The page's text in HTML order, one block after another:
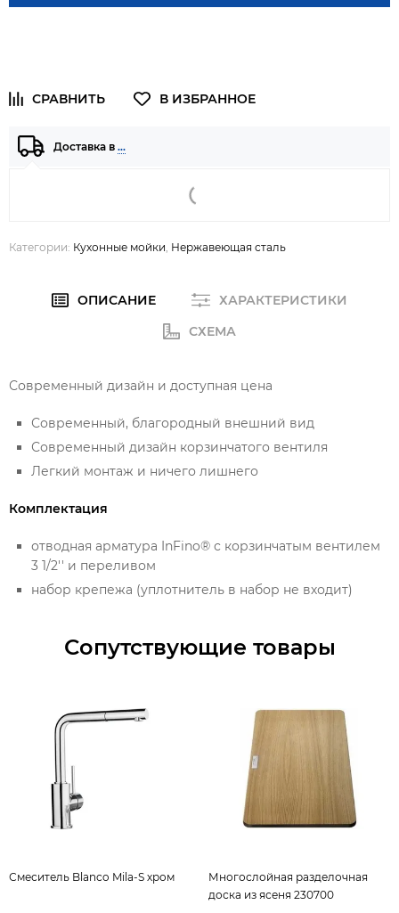
Доставка в …
Категории: Кухонные мойки, Нержавеющая сталь
ОПИСАНИЕ
ХАРАКТЕРИСТИКИ
СХЕМА
Современный дизайн и доступная цена
Современный, благородный внешний вид
Современный дизайн корзинчатого вентиля
Легкий монтаж и ничего лишнего
Комплектация
отводная арматура InFino® с корзинчатым вентилем
3 1/2'' и переливом
набор крепежа (уплотнитель в набор не входит)
Сопутствующие товары
Смеситель Blanco Mila-S хром
Многослойная разделочная
доска из ясеня 230700